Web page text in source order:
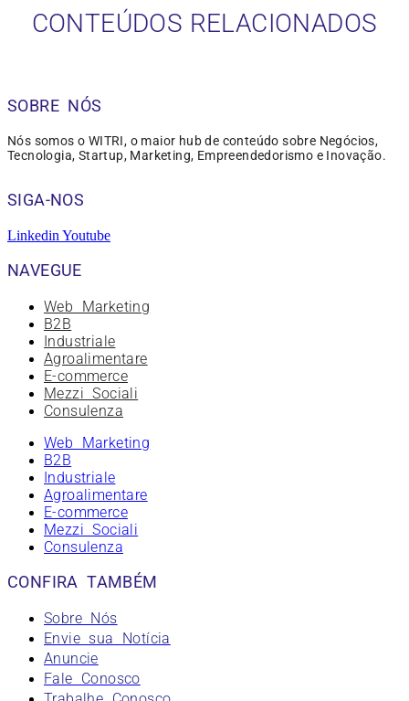
CONTEÚDOS RELACIONADOS
SOBRE NÓS
Nós somos o WITRI, o maior hub de conteúdo sobre Negócios,
Tecnologia, Startup, Marketing, Empreendedorismo e Inovação.
SIGA-NOS
Linkedin Youtube
NAVEGUE
Web Marketing
B2B
Industriale
Agroalimentare
E-commerce
Mezzi Sociali
Consulenza
Web Marketing
B2B
Industriale
Agroalimentare
E-commerce
Mezzi Sociali
Consulenza
CONFIRA TAMBÉM
Sobre Nós
Envie sua Notícia
Anuncie
Fale Conosco